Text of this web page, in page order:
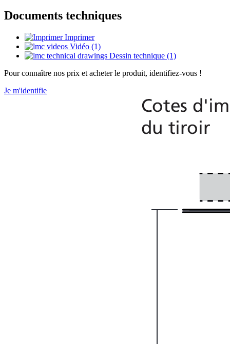
Documents techniques
Imprimer
Vidéo (1)
Dessin technique (1)
Pour connaître nos prix et acheter le produit, identifiez-vous !
Je m'identifie